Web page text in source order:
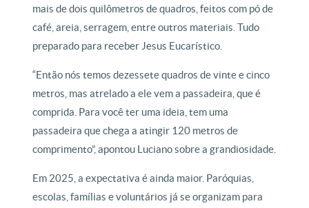
mais de dois quilômetros de quadros, feitos com pó de
café, areia, serragem, entre outros materiais. Tudo
preparado para receber Jesus Eucarístico.
“Então nós temos dezessete quadros de vinte e cinco
metros, mas atrelado a ele vem a passadeira, que é
comprida. Para você ter uma ideia, tem uma
passadeira que chega a atingir 120 metros de
comprimento”, apontou Luciano sobre a grandiosidade.
Em 2025, a expectativa é ainda maior. Paróquias,
escolas, famílias e voluntários já se organizam para